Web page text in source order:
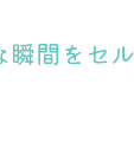
瞬間をセ